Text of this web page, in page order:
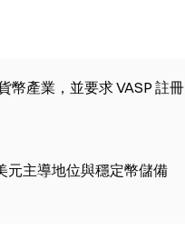
幣產業，並要求 VASP 註冊
元主導地位與穩定幣儲備